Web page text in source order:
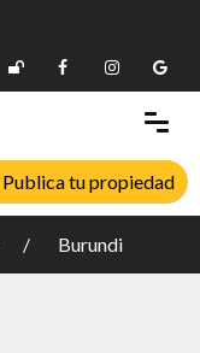
Publica tu propiedad
Burundi